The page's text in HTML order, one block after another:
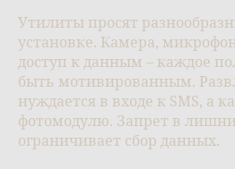
Утилиты просят
установке. Камера,
доступ к данным – каждое
быть мотивированным.
нуждается в входе к SMS, а
фотомодулю. Запрет в
ограничивает сбор данных.